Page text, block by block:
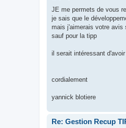
s
a
g
JE me permets de vous
je sais que le
mais j'aimerais votre avis
sauf pour la tipp
il serait intéressant
cordialement
yannick blotiere
Re: Gestion Recup